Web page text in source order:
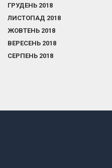
ГРУДЕНЬ 2018
ЛИСТОПАД 2018
ЖОВТЕНЬ 2018
ВЕРЕСЕНЬ 2018
СЕРПЕНЬ 2018